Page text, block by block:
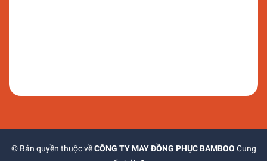
© Bản quyền thuộc vềCÔNG TY MAY ĐỒNG PHỤC BAMBOO Cung